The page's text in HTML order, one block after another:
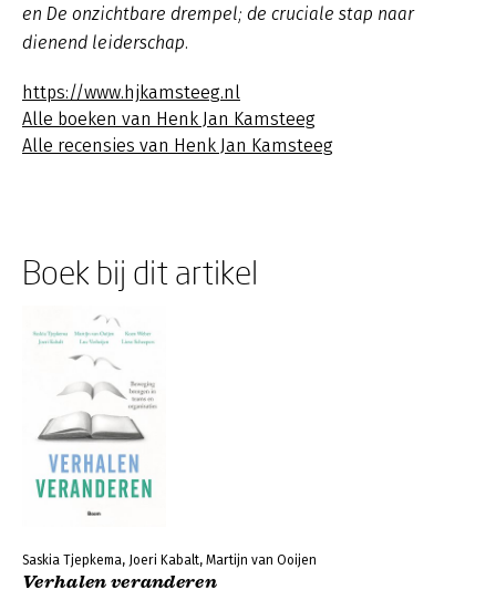
en De onzichtbare drempel; de cruciale stap naar
dienend leiderschap.
https://www.hjkamsteeg.nl
Alle boeken van Henk Jan Kamsteeg
Alle recensies van Henk Jan Kamsteeg
Boek bij dit artikel
Saskia Tjepkema, Joeri Kabalt, Martijn van Ooijen
Verhalen veranderen